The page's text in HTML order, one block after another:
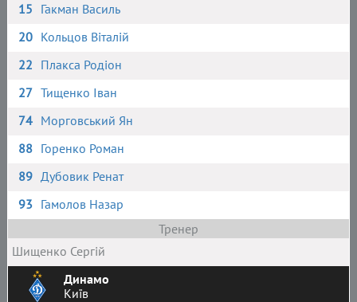
15 Гакман Василь
20 Кольцов Віталій
22 Плакса Родіон
27 Тищенко Іван
74 Морговський Ян
88 Горенко Роман
89 Дубовик Ренат
93 Гамолов Назар
Тренер
Шищенко Сергій
Динамо
Київ